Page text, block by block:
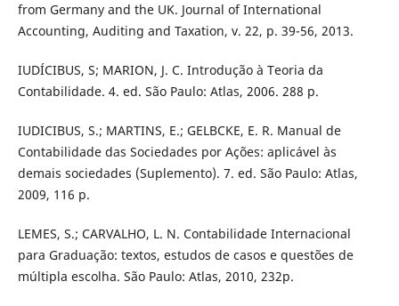
from Germany and the UK. Journal of International
Accounting, Auditing and Taxation, v. 22, p. 39-56, 2013.
IUDÍCIBUS, S; MARION, J. C. Introdução à Teoria da
Contabilidade. 4. ed. São Paulo: Atlas, 2006. 288 p.
IUDICIBUS, S.; MARTINS, E.; GELBCKE, E. R. Manual de
Contabilidade das Sociedades por Ações: aplicável às
demais sociedades (Suplemento). 7. ed. São Paulo: Atlas,
2009, 116 p.
LEMES, S.; CARVALHO, L. N. Contabilidade Internacional
para Graduação: textos, estudos de casos e questões de
múltipla escolha. São Paulo: Atlas, 2010, 232p.